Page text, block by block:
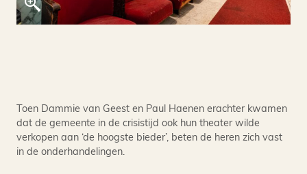
Toen Dammie van Geest en Paul Haenen erachter kwamen
dat de gemeente in de crisistijd ook hun theater wilde
verkopen aan ‘de hoogste bieder’, beten de heren zich vast
in de onderhandelingen.